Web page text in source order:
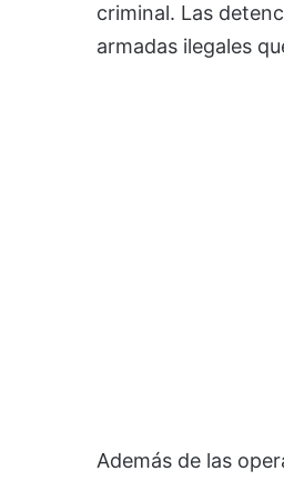
criminal. Las
armadas ilegales
Además de las